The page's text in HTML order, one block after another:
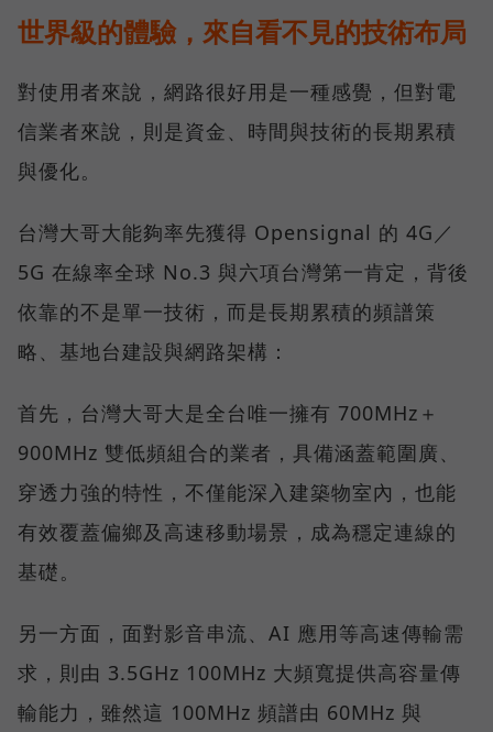
世界級的體驗，來自看不見的技術布局
對使用者來說，網路很好用是一種感覺，但對電
信業者來說，則是資金、時間與技術的長期累積
與優化。
台灣大哥大能夠率先獲得 Opensignal 的 4G／
5G 在線率全球 No.3 與六項台灣第一肯定，背後
依靠的不是單一技術，而是長期累積的頻譜策
略、基地台建設與網路架構：
首先，台灣大哥大是全台唯一擁有 700MHz＋
900MHz 雙低頻組合的業者，具備涵蓋範圍廣、
穿透力強的特性，不僅能深入建築物室內，也能
有效覆蓋偏鄉及高速移動場景，成為穩定連線的
基礎。
另一方面，面對影音串流、AI 應用等高速傳輸需
求，則由 3.5GHz 100MHz 大頻寬提供高容量傳
輸能力，雖然這 100MHz 頻譜由 60MHz 與